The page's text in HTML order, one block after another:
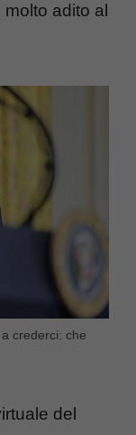
adito al
crederci: che
del